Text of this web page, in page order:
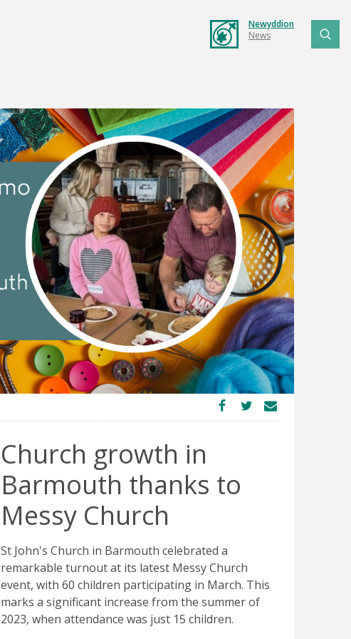
Newyddion
News
Church growth in
Barmouth thanks to
Messy Church
St John's Church in Barmouth celebrated a
remarkable turnout at its latest Messy Church
event, with 60 children participating in March. This
marks a significant increase from the summer of
2023, when attendance was just 15 children.